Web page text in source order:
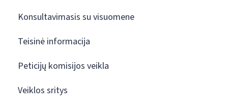
Konsultavimasis su visuomene
Teisinė informacija
Peticijų komisijos veikla
Veiklos sritys